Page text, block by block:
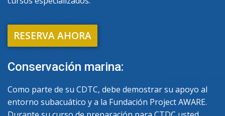
RESERVA AHORA
Conservación marina:
Como parte de su CDTC, debe demostrar su apoyo al
entorno subacuático y a la Fundación Project AWARE.